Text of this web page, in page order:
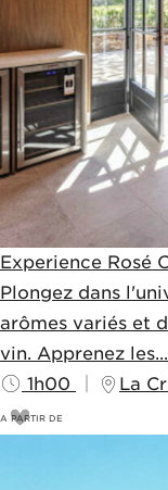
Experience Rosé
Plongez dans
arômes variés et
vin. Apprenez les...
1h00
La
A PARTIR DE